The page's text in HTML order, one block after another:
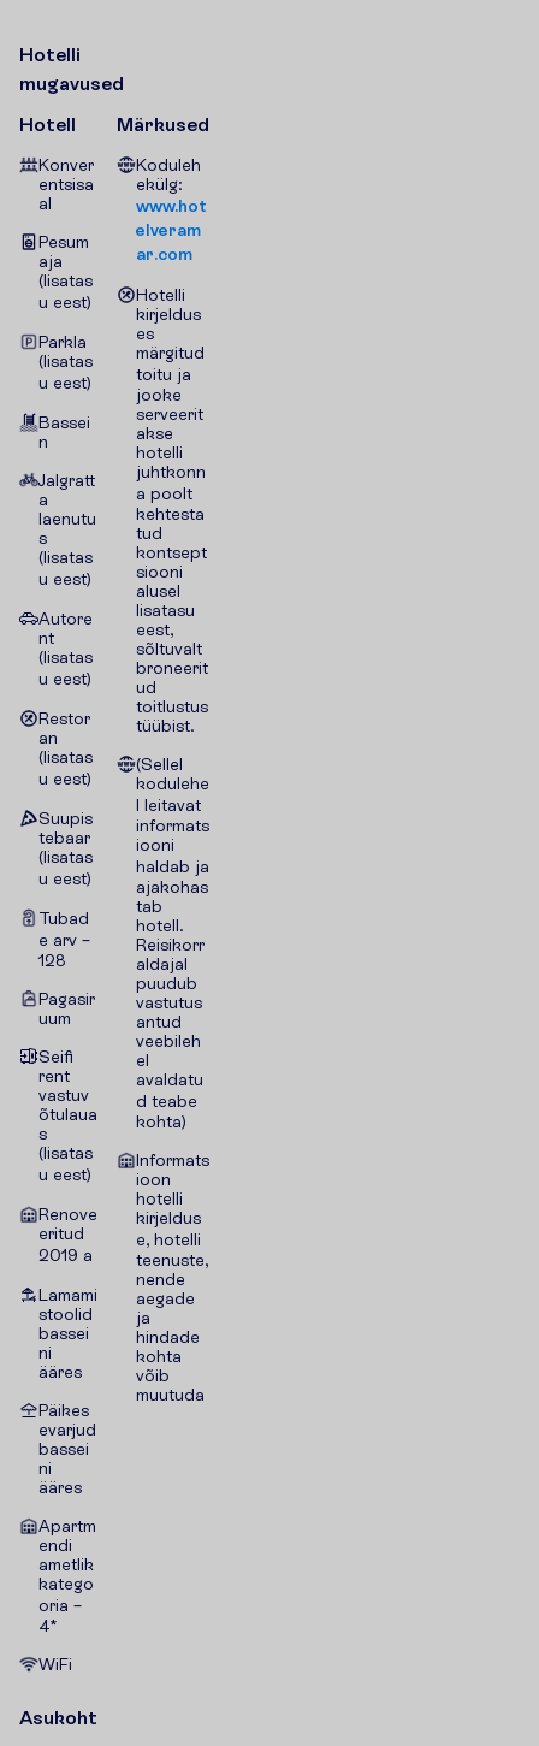
Hotelli
mugavused
Hotell
Konver
entsisa
al
Pesum
aja
(lisatas
u eest)
Parkla
(lisatas
u eest)
Bassei
n
Jalgratt
a
laenutu
s
(lisatas
u eest)
Autore
nt
(lisatas
u eest)
Restor
an
(lisatas
u eest)
Suupis
tebaar
(lisatas
u eest)
Tubad
e arv –
128
Pagasir
uum
Seifi
rent
vastuv
õtulaua
s
(lisatas
u eest)
Renove
eritud
2019 a
Lamami
stoolid
bassei
ni
ääres
Päikes
evarjud
bassei
ni
ääres
Apartm
endi
ametlik
katego
oria –
4*
WiFi
Märkused
Koduleh
ekülg:
www.hot
elveram
ar.com
Hotelli
kirjeldus
es
märgitud
toitu ja
jooke
serveerit
akse
hotelli
juhtkonn
a poolt
kehtesta
tud
kontsept
siooni
alusel
lisatasu
eest,
sõltuvalt
broneerit
ud
toitlustus
tüübist.
(Sellel
kodulehe
l leitavat
informats
iooni
haldab ja
ajakohas
tab
hotell.
Reisikorr
aldajal
puudub
vastutus
antud
veebileh
el
avaldatu
d teabe
kohta)
Informats
ioon
hotelli
kirjeldus
e, hotelli
teenuste,
nende
aegade
ja
hindade
kohta
võib
muutuda
Asukoht